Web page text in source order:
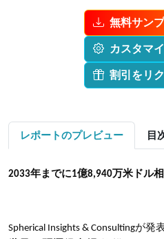
無料サン
カスタマ
割引をリ
レポートのプレビュー 目
2033年までに1億8,940万米ドル
Spherical Insights & Consultingが